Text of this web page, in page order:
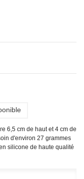
6,5 cm de haut et 4 cm de
d'environ 27 grammes
silicone de haute qualité